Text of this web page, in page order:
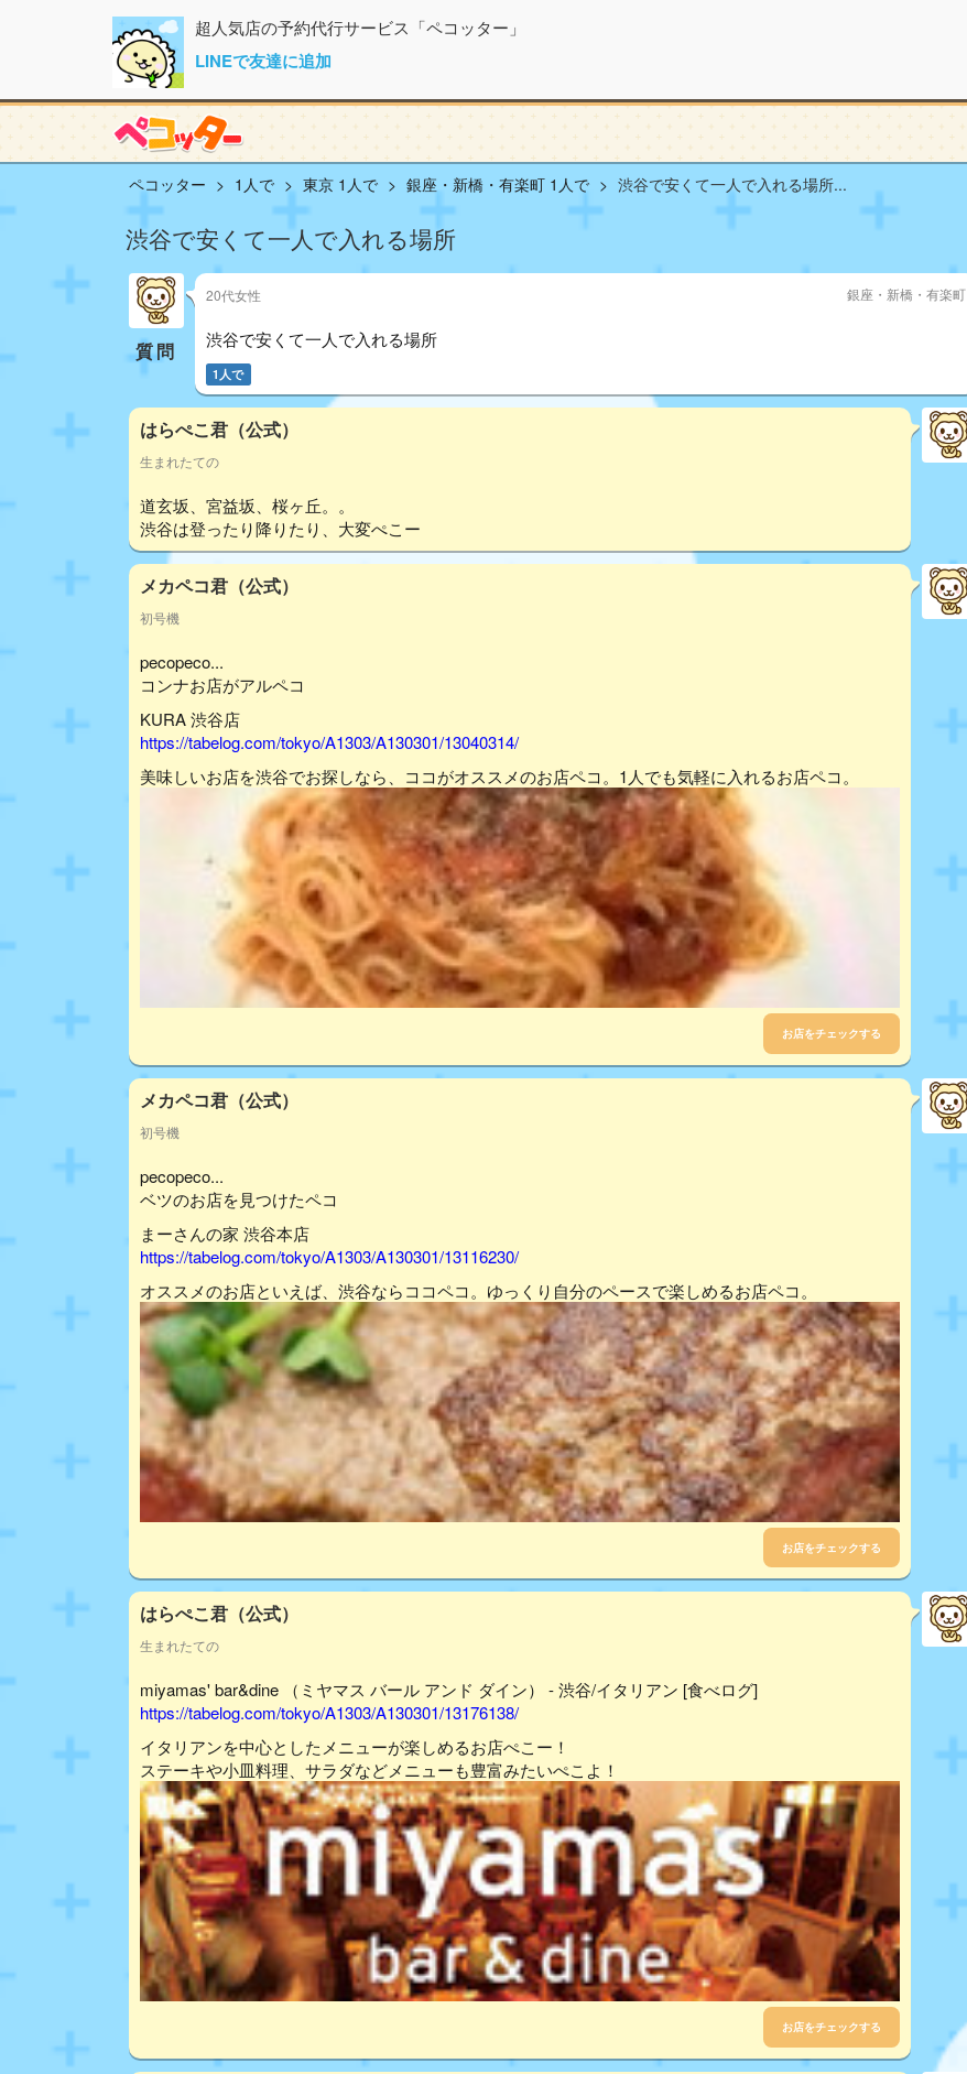
超人気店の予約代行サービス「ペコッター」
LINEで友達に追加
ペコッター 1人で 東京 1人で 銀座・新橋・有楽町 1人で 渋谷で安くて一人で入れる場所...
渋谷で安くて一人で入れる場所
質問
20代女性 銀座・新橋・有楽町
渋谷で安くて一人で入れる場所
1人で
はらぺこ君（公式）
生まれたての
道玄坂、宮益坂、桜ヶ丘。。
渋谷は登ったり降りたり、大変ぺこー
メカペコ君（公式）
初号機
pecopeco...
コンナお店がアルペコ
KURA 渋谷店
https://tabelog.com/tokyo/A1303/A130301/13040314/
美味しいお店を渋谷でお探しなら、ココがオススメのお店ペコ。1人でも気軽に入れるお店ペコ。
お店をチェックする
メカペコ君（公式）
初号機
pecopeco...
ベツのお店を見つけたペコ
まーさんの家 渋谷本店
https://tabelog.com/tokyo/A1303/A130301/13116230/
オススメのお店といえば、渋谷ならココペコ。ゆっくり自分のペースで楽しめるお店ペコ。
お店をチェックする
はらぺこ君（公式）
生まれたての
miyamas' bar&dine （ミヤマス バール アンド ダイン） - 渋谷/イタリアン [食べログ]
https://tabelog.com/tokyo/A1303/A130301/13176138/
イタリアンを中心としたメニューが楽しめるお店ぺこー！
ステーキや小皿料理、サラダなどメニューも豊富みたいぺこよ！
お店をチェックする